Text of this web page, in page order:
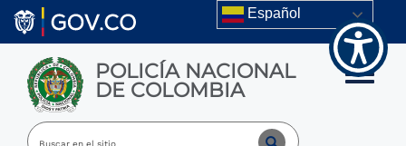
Skip to main content Español
POLICÍA NACIONAL
DE COLOMBIA Toggle